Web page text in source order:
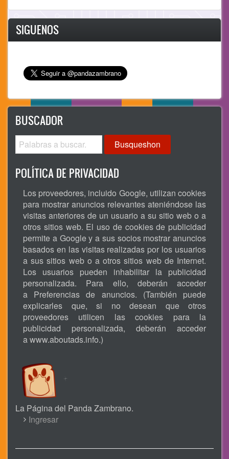
SIGUENOS
BUSCADOR
Busqueshon
POLÍTICA DE PRIVACIDAD
Los proveedores, incluido Google, utilizan cookies
para mostrar anuncios relevantes ateniéndose las
visitas anteriores de un usuario a su sitio web o a
otros sitios web. El uso de cookies de publicidad
permite a Google y a sus socios mostrar anuncios
basados en las visitas realizadas por los usuarios
a sus sitios web o a otros sitios web de Internet.
Los usuarios pueden inhabilitar la publicidad
personalizada. Para ello, deberán acceder
a Preferencias de anuncios. (También puede
explicarles que, si no desean que otros
proveedores utilicen las cookies para la
publicidad personalizada, deberán acceder
awww.aboutads.info.)
La Página del Panda Zambrano.
USER
MENU
Ingresar